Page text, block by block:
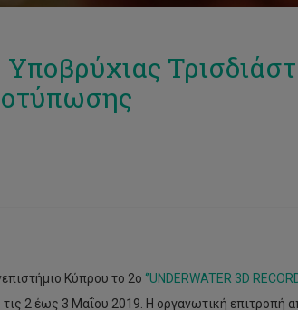
Κύπρου το 2ο ‘’UNDERWATER 3D
τις 2 έως 3 Μαΐου 2019. Η οργανωτική επιτροπή